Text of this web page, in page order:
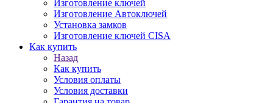
Изготовление ключей
Изготовление Автоключей
Установка замков
Изготовление ключей CISA
Как купить
Назад
Как купить
Условия оплаты
Условия доставки